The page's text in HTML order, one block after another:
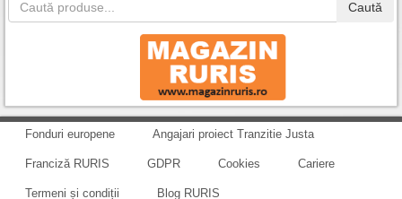
Caută
Fonduri europene Angajari proiect Tranzitie Justa
Franciză RURIS GDPR Cookies Cariere
Termeni și condiții Blog RURIS